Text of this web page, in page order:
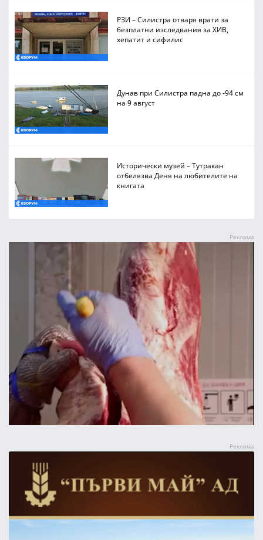
РЗИ – Силистра отваря врати за
безплатни изследвания за ХИВ,
хепатит и сифилис
Дунав при Силистра падна до -94 см
на 9 август
Исторически музей – Тутракан
отбелязва Деня на любителите на
книгата